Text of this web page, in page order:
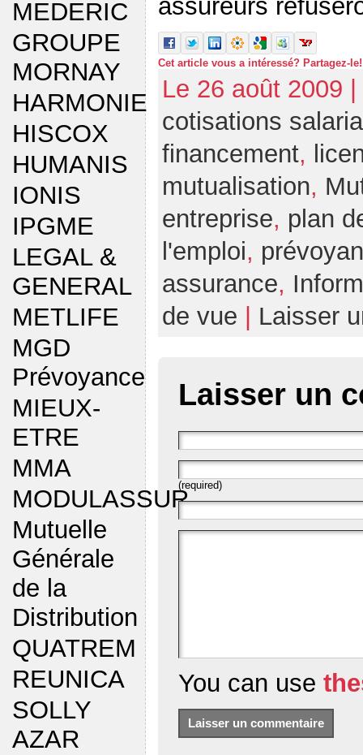
MEDERIC
GROUPE
MORNAY
HARMONIE
HISCOX
HUMANIS
IONIS
IPGME
LEGAL &
GENERAL
METLIFE
MGD
Prévoyance
MIEUX-
ETRE
MMA
MODULASSUR
Mutuelle
Générale
de la
Distribution
QUATREM
REUNICA
SOLLY
AZAR
assureurs
Cet article vous a intéressé? Partagez-le!
Le 26 août 2009
cotisations
financement,
mutualisation,
entreprise, plan
l'emploi,
assurance,
de vue
Laisser
Laisser un
(required)
You can use